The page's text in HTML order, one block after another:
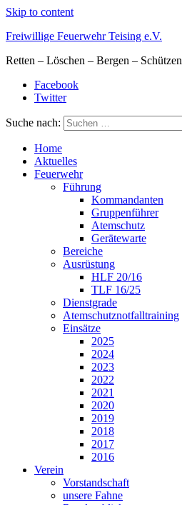
Skip to content
Freiwillige Feuerwehr Teising e.V.
Retten – Löschen – Bergen – Schützen
Facebook
Twitter
Suche nach:
Home
Aktuelles
Feuerwehr
Führung
Kommandanten
Gruppenführer
Atemschutz
Gerätewarte
Bereiche
Ausrüstung
HLF 20/16
TLF 16/25
Dienstgrade
Atemschutznotfalltraining
Einsätze
2025
2024
2023
2022
2021
2020
2019
2018
2017
2016
Verein
Vorstandschaft
unsere Fahne